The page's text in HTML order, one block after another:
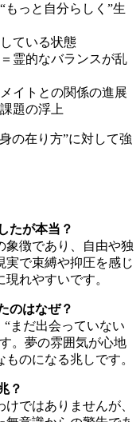
っと自分らしく”生
ている状態
霊的なバランスが乱
イトとの関係の進展
題の浮上
の在り方”に対して強
たが本当？
象徴であり、自由や独
実で束縛や抑圧を感じ
れやすいです。
のはなぜ？
まだ出会っていない
。夢の雰囲気が心地
のになる兆しです。
？
ではありませんが、